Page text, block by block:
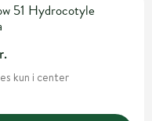
51 Hydrocotyle
kun i center